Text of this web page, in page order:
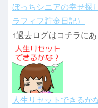
ぼっちシニアの幸せ探
ラフィフ貯金日記）
↑過去ログはコチラに
人生リセットできるか